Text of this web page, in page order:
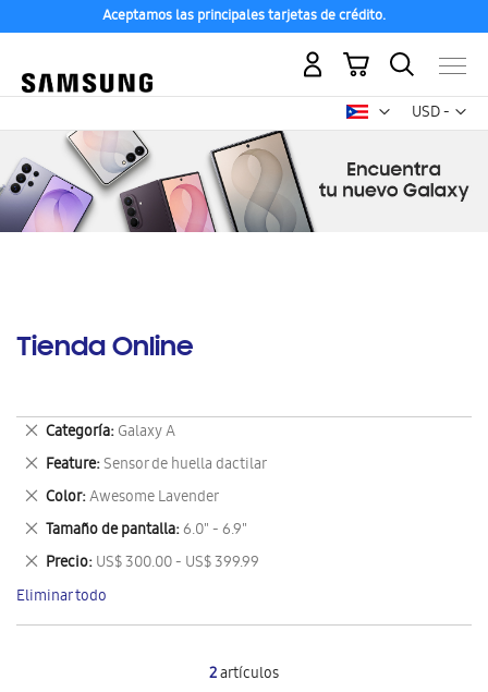
Aceptamos las principales tarjetas de crédito.
USD -
dólar
Mi carrito
Tienda Online
2artículos
Categoría Galaxy A
Eliminar
este
artículo
Feature Sensor de huella dactilar
Eliminar
este
artículo
Color Awesome Lavender
Eliminar
este
artículo
Tamaño de pantalla 6.0" - 6.9"
Eliminar
este
artículo
Precio US$ 300.00 - US$ 399.99
Eliminar
este
artículo
Eliminar todo